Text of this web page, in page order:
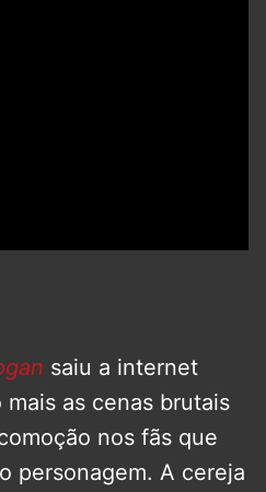
saiu a internet
as cenas brutais
nos fãs que
personagem. A cereja